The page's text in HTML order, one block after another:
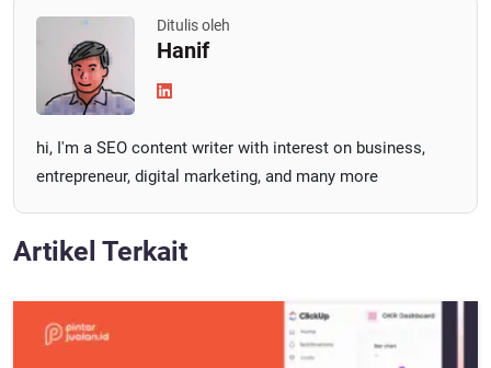
Ditulis oleh
Hanif
hi, I'm a SEO content writer with interest on business,
entrepreneur, digital marketing, and many more
Artikel Terkait